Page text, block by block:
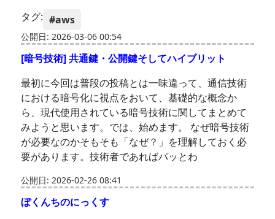
タグ: #aws
公開日: 2026-03-06 00:54
[暗号技術] 共通鍵・公開鍵そしてハイブリット
最初に今回は普段の投稿とは一味違って、通信技術
における暗号化に視点をおいて、基礎的な概念か
ら、現代使用されている暗号技術に関してまとめて
みようと思います。では、始めます。 なぜ暗号技術
が必要なのかそもそも「なぜ？」を理解しておく必
要があります。技術者であればパッとわ
公開日: 2026-02-26 08:41
ぼくんちのにっくす